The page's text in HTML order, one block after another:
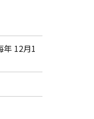
12月1